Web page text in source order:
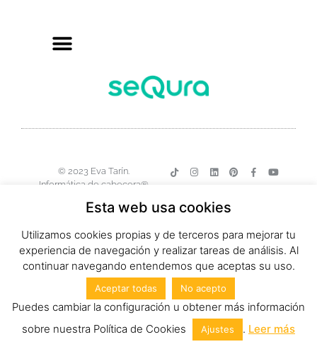
© 2023 Eva Tarín.
Informática de cabecera®
Esta web usa cookies
Utilizamos cookies propias y de terceros para mejorar tu
experiencia de navegación y realizar tareas de análisis. Al
continuar navegando entendemos que aceptas su uso.
Aceptar todas No acepto
Puedes cambiar la configuración u obtener más información
sobre nuestra Política de Cookies
Ajustes . Leer más